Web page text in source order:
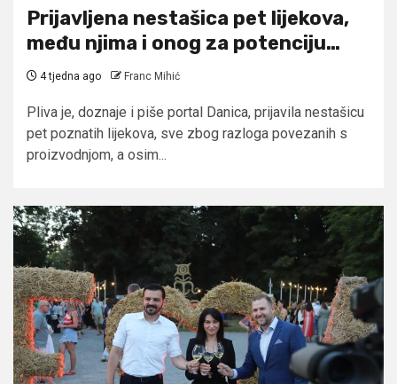
Prijavljena nestašica pet lijekova,
među njima i onog za potenciju…
4 tjedna ago Franc Mihić
Pliva je, doznaje i piše portal Danica, prijavila nestašicu
pet poznatih lijekova, sve zbog razloga povezanih s
proizvodnjom, a osim...